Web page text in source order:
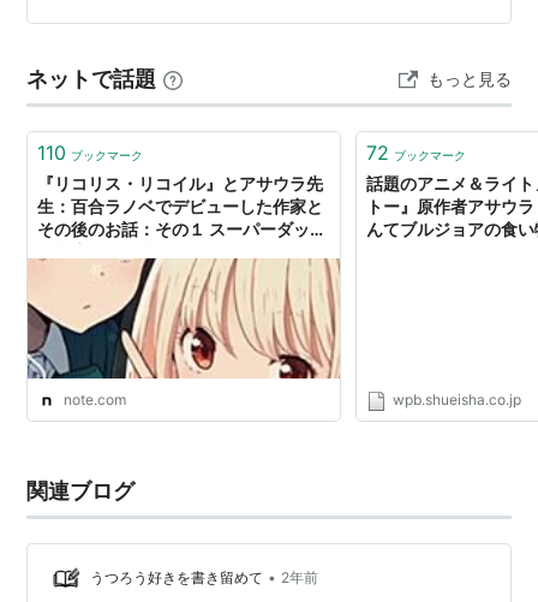
た異色のバトルコメディ 世間が物価高と騒がれており、
よね。だから、今こそ『ベン・トー』を読みましょう
（？） あらすじ 物語の舞台…
ネットで話題 もっと見る
110 ブックマーク
『リコリス・リコイル』とアサウラ先
生：百合ラノベでデビューした作家と
その後のお話：その１ スーパーダッシ
note.com
72 ブックマーク
話題のアニメ＆ライ
トー』原作者アサウ
んてブルジョアの食
wpb.shueisha.co.jp
関連ブログ
うつろう好きを書き留めて • 2年前